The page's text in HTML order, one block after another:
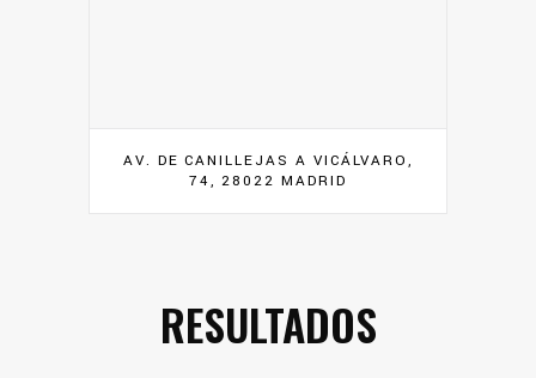
AV. DE CANILLEJAS A VICÁLVARO,
74, 28022 MADRID
RESULTADOS